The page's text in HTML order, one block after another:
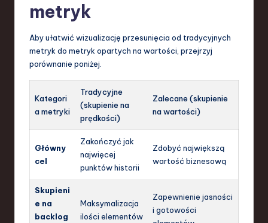
metryk
Aby ułatwić wizualizację przesunięcia od tradycyjnych
metryk do metryk opartych na wartości, przejrzyj
porównanie poniżej.
Kategori
a metryki
Tradycyjne
(skupienie na
prędkości)
Zalecane (skupienie
na wartości)
Główny
cel
Zakończyć jak
najwięcej
punktów historii
Zdobyć największą
wartość biznesową
Skupieni
e na
backlog
Maksymalizacja
ilości elementów
Zapewnienie jasności
i gotowości